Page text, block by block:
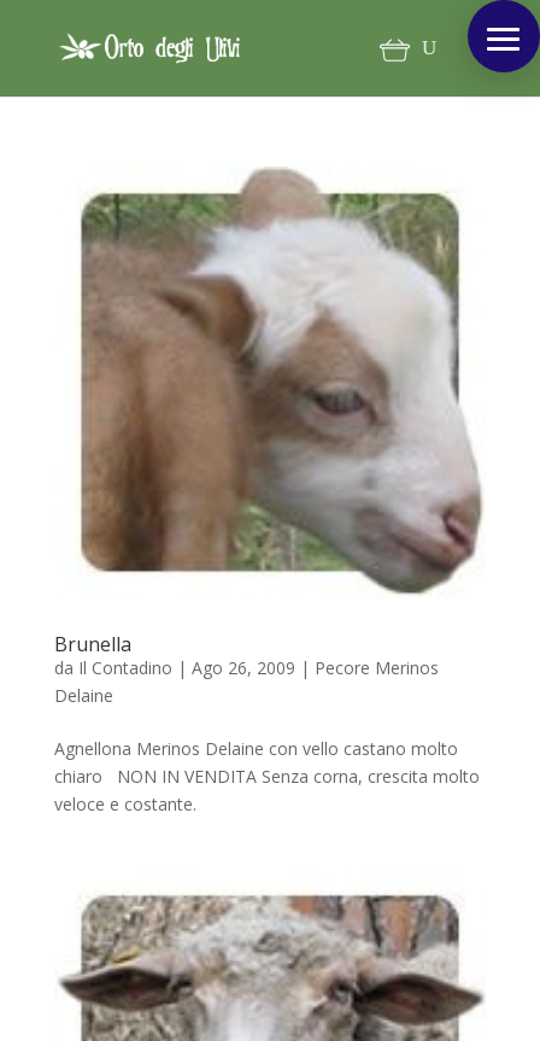
Brunella
da Il Contadino | Ago 26, 2009 | Pecore Merinos
Delaine
Agnellona Merinos Delaine con vello castano molto
chiaro NON IN VENDITA Senza corna, crescita molto
veloce e costante.